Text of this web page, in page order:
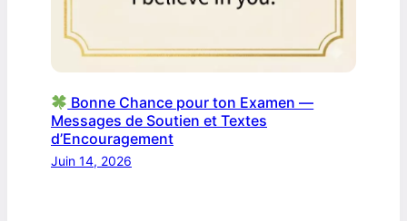
Bonne Chance pour ton Examen —
Messages de Soutien et Textes
d’Encouragement
Juin 14, 2026